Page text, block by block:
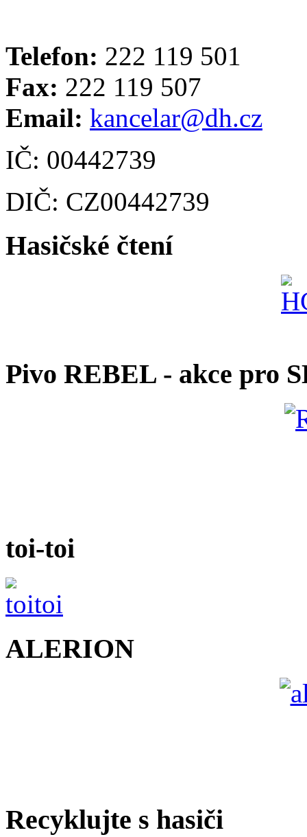
Telefon: 222 119 501
Fax: 222 119 507
Email: kancelar@dh.cz
IČ: 00442739
DIČ: CZ00442739
Hasičské čtení
Pivo REBEL - akce pro
toi-toi
ALERION
Recyklujte s hasiči